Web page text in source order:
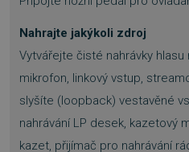
Nahrajte jakýkoli zdroj
Vytvářejte čisté nahrávky
mikrofon, linkový vstup,
slyšíte (loopback) vestavěné
nahrávání LP desek, kazetový
kazet, přijímač pro nahrávání